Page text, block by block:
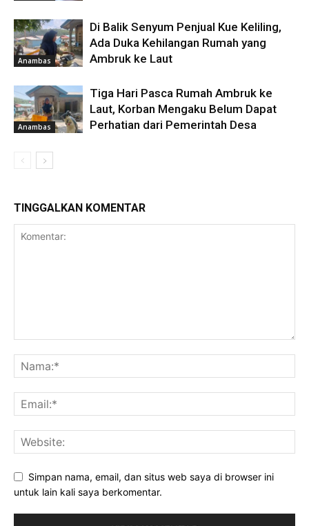
Anambas
Di Balik Senyum Penjual Kue Keliling,
Ada Duka Kehilangan Rumah yang
Ambruk ke Laut
Anambas
Tiga Hari Pasca Rumah Ambruk ke
Laut, Korban Mengaku Belum Dapat
Perhatian dari Pemerintah Desa
TINGGALKAN KOMENTAR
Simpan nama, email, dan situs web saya di browser ini
untuk lain kali saya berkomentar.